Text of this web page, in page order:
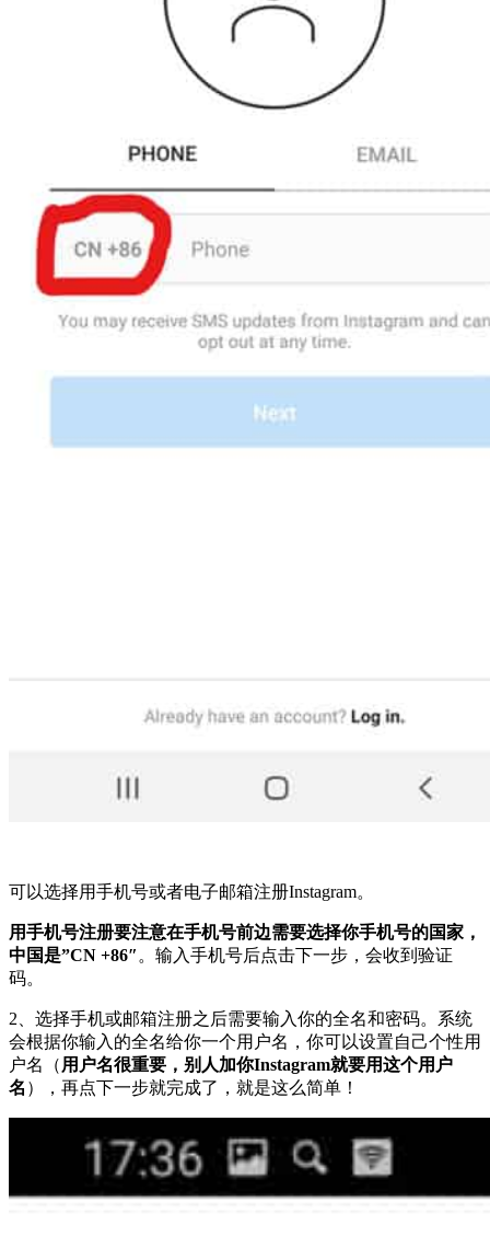
可以选择用手机号或者电子邮箱注册Instagram。
用手机号注册要注意在手机号前边需要选择你手机号的国家，
中国是”CN +86″。输入手机号后点击下一步，会收到验证
码。
2、选择手机或邮箱注册之后需要输入你的全名和密码。系统
会根据你输入的全名给你一个用户名，你可以设置自己个性用
户名（用户名很重要，别人加你Instagram就要用这个用户
名 ），再点下一步就完成了，就是这么简单！